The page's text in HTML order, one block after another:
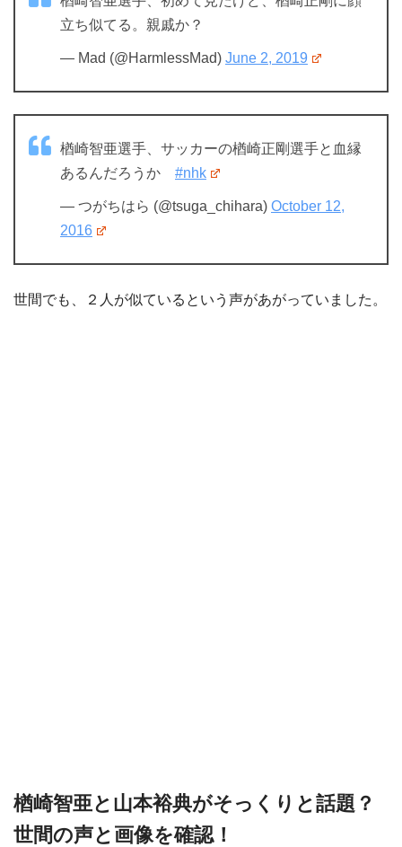
立ち似てる。親戚か？
— Mad (@HarmlessMad) June 2, 2019
楢崎智亜選手、サッカーの楢崎正剛選手と血縁
あるんだろうか #nhk
— つがちはら (@tsuga_chihara) October 12,
2016
世間でも、２人が似ているという声があがっていました。
楢崎智亜と山本裕典がそっくりと話題？
世間の声と画像を確認！